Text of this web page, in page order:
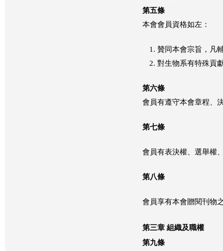
第五條
本會會員資格如左：
贊同本會宗旨，凡
對生物系有特殊貢
第六條
會員有遵守本會章程、
第七條
會員有表決權、選舉權
第八條
會員享有本會贈閱刊物
第三章 組織及職權
第九條